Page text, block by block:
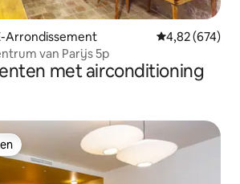
Arrondissement Gemiddelde
4,82 (674)
van Parijs 5p
met airconditioning